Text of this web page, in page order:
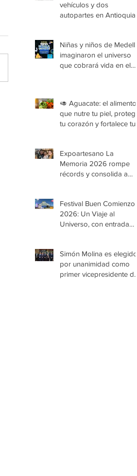
vehículos y dos
autopartes en Antioquia,
Niñas y niños de Medellín
imaginaron el universo
que cobrará vida en el
🥑 Aguacate: el alimento
que nutre tu piel, protege
tu corazón y fortalece tu
Expoartesano La
Memoria 2026 rompe
récords y consolida a
Festival Buen Comienzo
2026: Un Viaje al
Universo, con entrada
Simón Molina es elegido
por unanimidad como
primer vicepresidente de